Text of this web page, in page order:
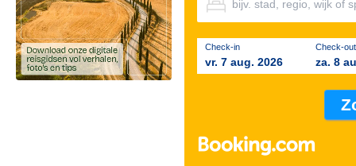
Check-in
vr. 7 aug. 2026
Check-out
za. 8